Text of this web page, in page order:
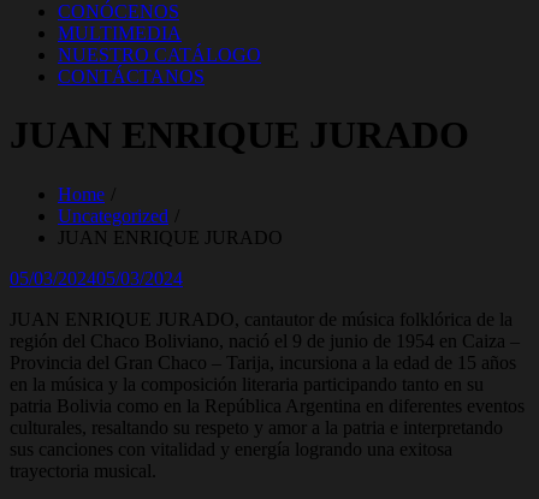
CONÓCENOS
MULTIMEDIA
NUESTRO CATÁLOGO
CONTÁCTANOS
JUAN ENRIQUE JURADO
Home
Uncategorized
JUAN ENRIQUE JURADO
Posted
05/03/202405/03/2024
JUAN ENRIQUE JURADO, cantautor de música folklórica de la
región del Chaco Boliviano, nació el 9 de junio de 1954 en Caiza –
Provincia del Gran Chaco – Tarija, incursiona a la edad de 15 años
en la música y la composición literaria participando tanto en su
patria Bolivia como en la República Argentina en diferentes eventos
culturales, resaltando su respeto y amor a la patria e interpretando
sus canciones con vitalidad y energía logrando una exitosa
trayectoria musical.